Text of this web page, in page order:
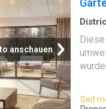
anschauen
mit
Seit